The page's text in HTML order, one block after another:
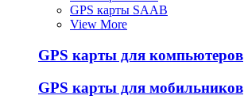
GPS карты SAAB
View More
GPS карты для компьютеров
GPS карты для мобильников